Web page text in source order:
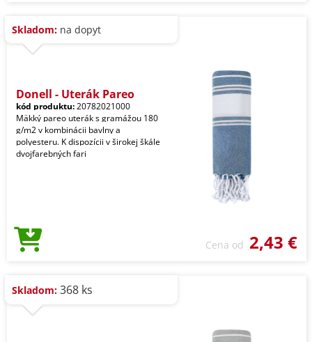
Skladom: na dopyt
Donell - Uterák Pareo
kód produktu:20782021000
Mäkký pareo uterák s gramážou 180
g/m2 v kombinácii bavlny a
polyesteru. K dispozícii v širokej škále
dvojfarebných fari
Cena od 2,43 €
Skladom: 368 ks